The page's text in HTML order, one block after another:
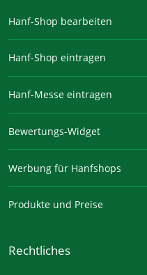
Hanf-Shop bearbeiten
Hanf-Shop eintragen
Hanf-Messe eintragen
Bewertungs-Widget
Werbung für Hanfshops
Produkte und Preise
Rechtliches